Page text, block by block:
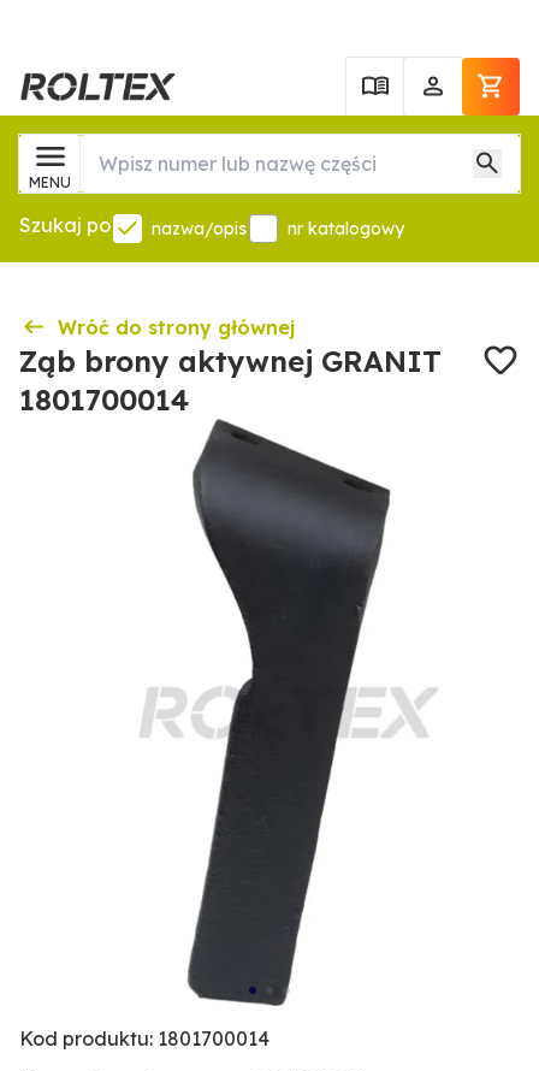
MENU
Szukaj po nazwa/opis nr katalogowy
Wróć do strony głównej
Ząb brony aktywnej GRANIT
1801700014
Kod produktu: 1801700014